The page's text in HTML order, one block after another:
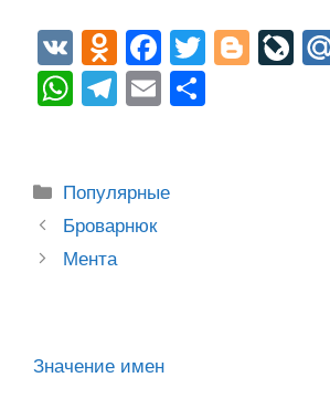
V
K
O
d
n
kl
a
ss
F
a
c
b
T
Bl Li
W
s
A
p
T
gr
a
m
E
Рубрики
Популярные
Post
navigation
Броварнюк
Мента
Значение имен